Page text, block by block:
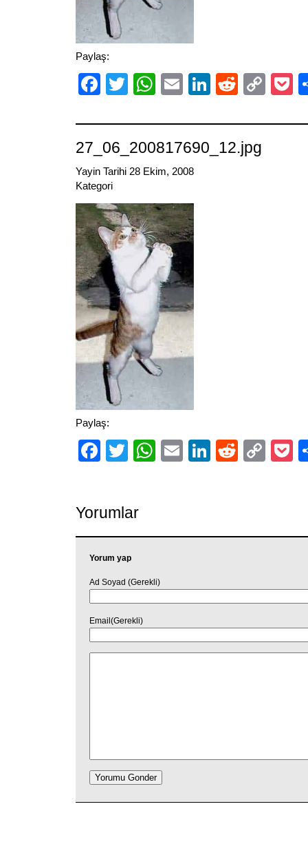
Paylaş:
Facebook
TwitterWhatsApp
EmailLinkedIn
Reddit
27_06_200817690_12.jpg
Yayin Tarihi 28 Ekim, 2008
Kategori
Paylaş:
Facebook
TwitterWhatsApp
EmailLinkedIn
Reddit
Yorumlar
Yorum yap
Ad Soyad (Gerekli)
Email(Gerekli)